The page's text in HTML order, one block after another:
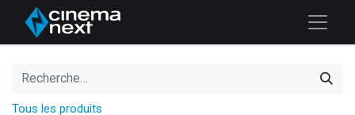
Tous les produits